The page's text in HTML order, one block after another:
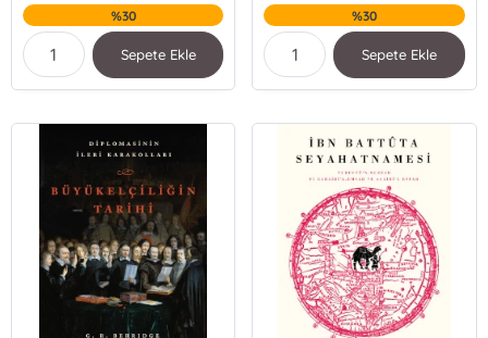
%30
Sepete Ekle
%30
Sepete Ekle